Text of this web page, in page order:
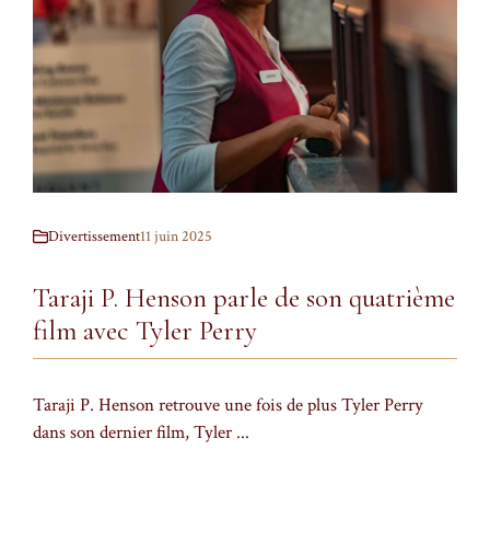
Divertissement11 juin 2025
Taraji P. Henson parle de son quatrième
film avec Tyler Perry
Taraji P. Henson retrouve une fois de plus Tyler Perry
dans son dernier film, Tyler ...